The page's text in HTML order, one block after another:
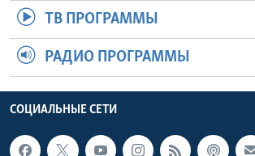
ТВ ПРОГРАММЫ
РАДИО ПРОГРАММЫ
СОЦИАЛЬНЫЕ СЕТИ